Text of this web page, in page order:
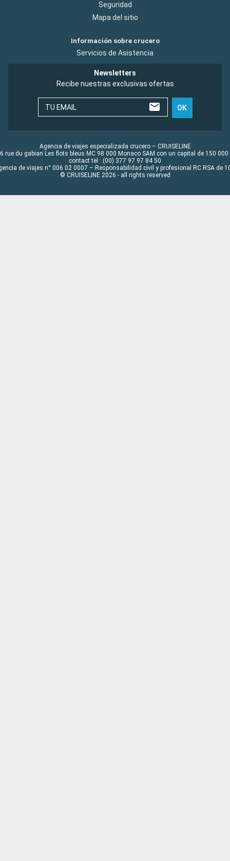
Seguridad
Mapa del sitio
Información sobre crucero
Servicios de Asistencia
Newsletters
Recibe nuestras exclusivas ofertas
TU EMAIL OK
Agencia de viajes especializada crucero – CRUISELINE
rue du gabian Les flots bleus MC 98 000 Monaco SAM con un capital de 150 000
contact tel : (00) 377 97 97 84 50
de viajes n° 006 02 0007 – Responsabilidad civil y profesional RC RSA de
© CRUISELINE 2026 - all rights reserved